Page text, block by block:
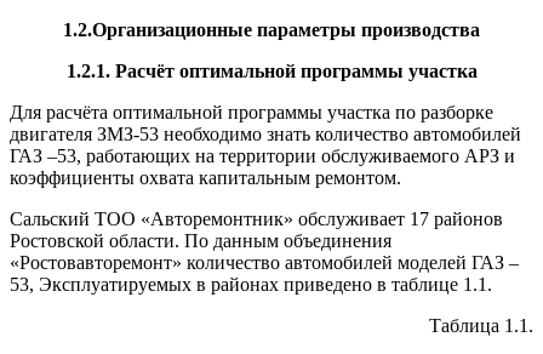
1.2.Организационные параметры производства
1.2.1. Расчёт оптимальной программы участка
Для расчёта оптимальной программы участка по разборке
двигателя ЗМЗ-53 необходимо знать количество автомобилей
ГАЗ –53, работающих на территории обслуживаемого АРЗ и
коэффициенты охвата капитальным ремонтом.
Сальский ТОО «Авторемонтник» обслуживает 17 районов
Ростовской области. По данным объединения
«Ростовавторемонт» количество автомобилей моделей ГАЗ –
53, Эксплуатируемых в районах приведено в таблице 1.1.
Таблица 1.1.